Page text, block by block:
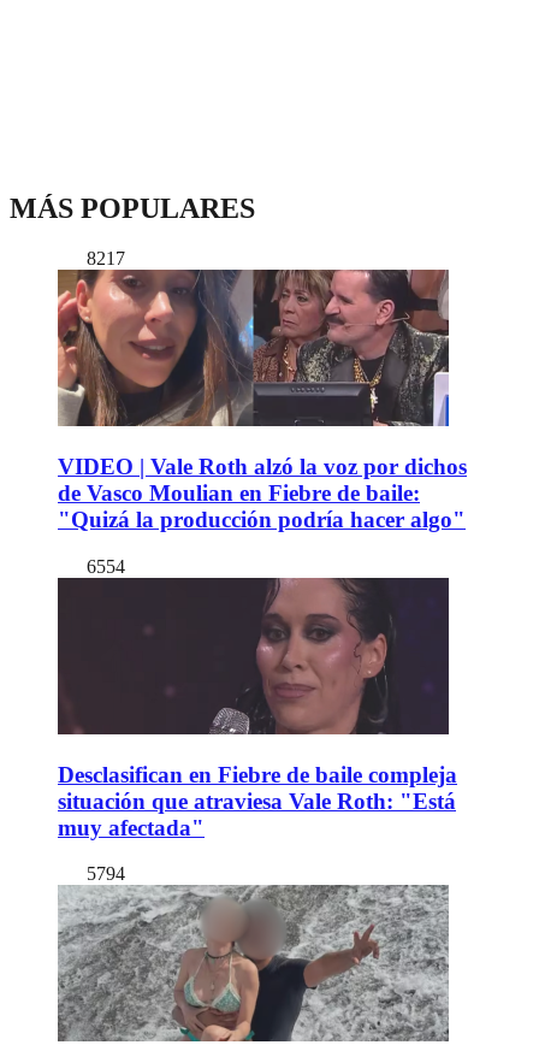
MÁS POPULARES
8217
VIDEO | Vale Roth alzó la voz por dichos
de Vasco Moulian en Fiebre de baile:
"Quizá la producción podría hacer algo"
6554
Desclasifican en Fiebre de baile compleja
situación que atraviesa Vale Roth: "Está
muy afectada"
5794